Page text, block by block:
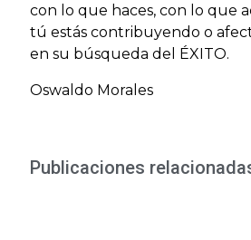
con lo que haces, con lo que
tú estás contribuyendo o
en su búsqueda del ÉXITO.
Oswaldo Morales
Publicaciones